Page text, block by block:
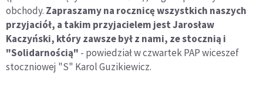
obchody. Zapraszamy na rocznicę wszystkich naszych
przyjaciół, a takim przyjacielem jest Jarosław
Kaczyński, który zawsze był z nami, ze stocznią i
"Solidarnością" - powiedział w czwartek PAP wiceszef
stoczniowej "S" Karol Guzikiewicz.